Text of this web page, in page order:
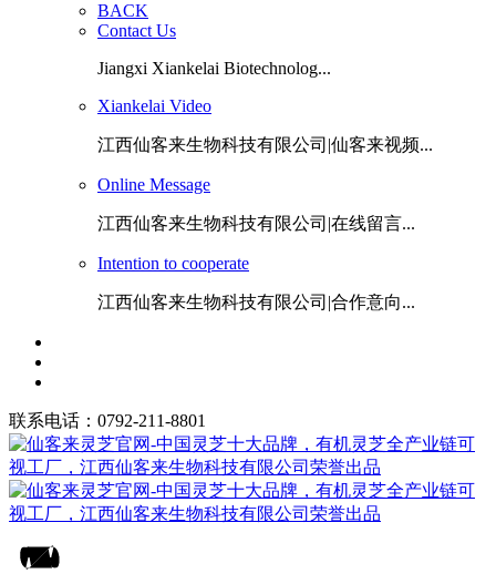
BACK
Contact Us
Jiangxi Xiankelai Biotechnolog...
Xiankelai Video
江西仙客来生物科技有限公司|仙客来视频...
Online Message
江西仙客来生物科技有限公司|在线留言...
Intention to cooperate
江西仙客来生物科技有限公司|合作意向...
联系电话：0792-211-8801